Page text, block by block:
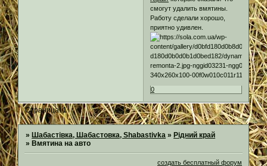
смогут удалить вмятины.
Работу сделали хорошо,
приятно удивлен.
0
Страница:1
» Шабастівка, Шабастовка, Shabastivka » Рідний край
» Вмятина на авто
создать бесплатный форум